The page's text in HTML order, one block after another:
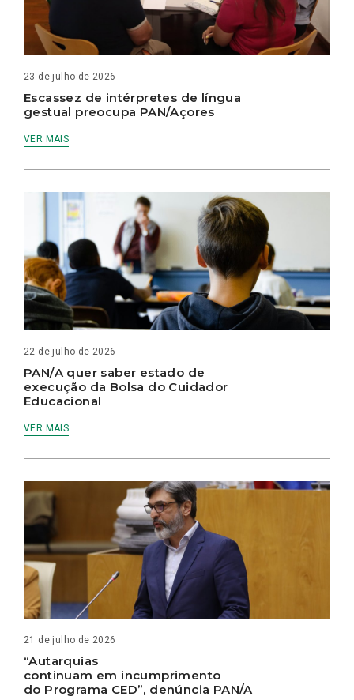
23 de julho de 2026
Escassez de intérpretes de língua
gestual preocupa PAN/Açores
VER MAIS
22 de julho de 2026
PAN/A quer saber estado de
execução da Bolsa do Cuidador
Educacional
VER MAIS
21 de julho de 2026
“Autarquias
continuam em incumprimento
do Programa CED”, denúncia PAN/A